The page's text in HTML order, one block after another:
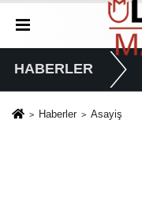
HABERLER
Haberler Asayiş